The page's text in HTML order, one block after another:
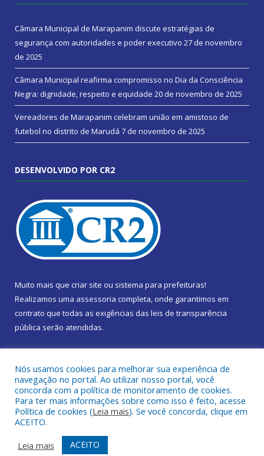
Câmara Municipal de Marapanim discute estratégias de
segurança com autoridades e poder executivo 27 de novembro
de 2025
Câmara Municipal reafirma compromisso no Dia da Consciência
Negra: dignidade, respeito e equidade 20 de novembro de 2025
Vereadores de Marapanim celebram união em amistoso de
futebol no distrito de Marudá 7 de novembro de 2025
DESENVOLVIDO POR CR2
Muito mais que criar site ou sistema para prefeituras!
Realizamos uma assessoria completa, onde garantimos em
contrato que todas as exigências das leis de transparência
pública serão atendidas.
Todos os direitos reservados a Câmara Municipal de Marapanim.
Mapa do Site
Acessar Área Administrativa
Nós usamos cookies para melhorar sua experiência de
navegação no portal. Ao utilizar nosso portal, você
concorda com a política de monitoramento de cookies.
Para ter mais informações sobre como isso é feito, acesse
Política de cookies (Leia mais). Se você concorda, clique em
ACEITO.
Leia mais
ACEITO